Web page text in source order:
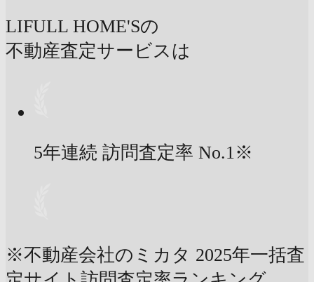
LIFULL HOME'Sの
不動産査定サービスは
5年連続 訪問査定率 No.1※
※不動産会社のミカタ 2025年一括査